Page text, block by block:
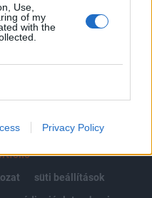
Use,
of my
with the
Privacy Policy
süti beállítások